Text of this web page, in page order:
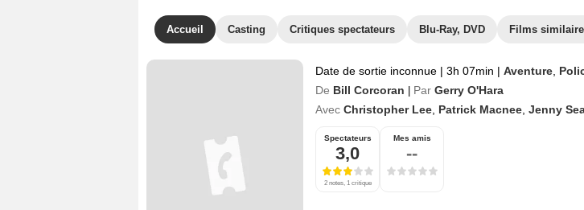
Accueil Casting Critiques spectateurs Blu-Ray, DVD Films
Date de sortie inconnue | 3h 07min | Aventure
De Bill Corcoran Par Gerry O'Hara
Avec Christopher Lee Patrick Macnee Jenny
Spectateurs
3,0
2 notes, 1 critique
Mes amis
--